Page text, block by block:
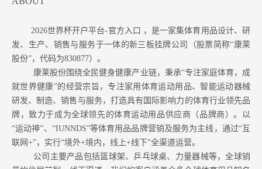
2026世界杯开户平台-官方入口 ，是一家集体育用品设计、研
发、生产、销售与服务于一体的新三板挂牌公司（股票简称“康莱
股份”，代码为830877）。
康莱股份围绕全民健身健康产业链，秉承“专注家庭体育，成
就世界健康”的经营宗旨，专注家用体育运动用品、智能运动器械
研发、制造、销售与服务，打造具有国际影响力的体育行业领先品
牌，致力于成为全球领先的体育运动用品供应商（品牌商）。以
“运动神”、“IUNNDS”等体育用品品牌营销及服务为主线，通过“互
联网+”，实行“境外+境内，线上+线下”全渠道运营。
公司主要产品包括篮球架、乒乓球桌、力量器械等，全球销